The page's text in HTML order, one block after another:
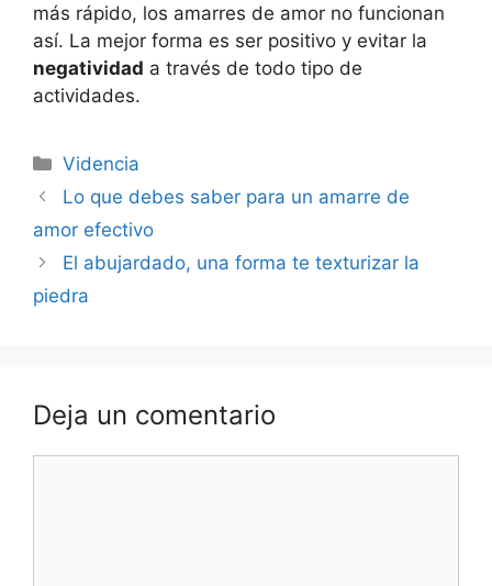
más rápido, los amarres de amor no funcionan
así. La mejor forma es ser positivo y evitar la
negatividad a través de todo tipo de
actividades.
Categorías
Videncia
Navegación
Lo que debes saber para un amarre de
amor efectivo
El abujardado, una forma te texturizar la
piedra
Deja un comentario